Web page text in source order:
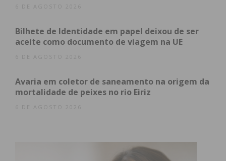
Eu li e concordo com os
6 DE AGOSTO 2026
Bilhete de Identidade em papel deixou de ser
aceite como documento de viagem na UE
6 DE AGOSTO 2026
Avaria em coletor de saneamento na origem da
mortalidade de peixes no rio Eiriz
6 DE AGOSTO 2026